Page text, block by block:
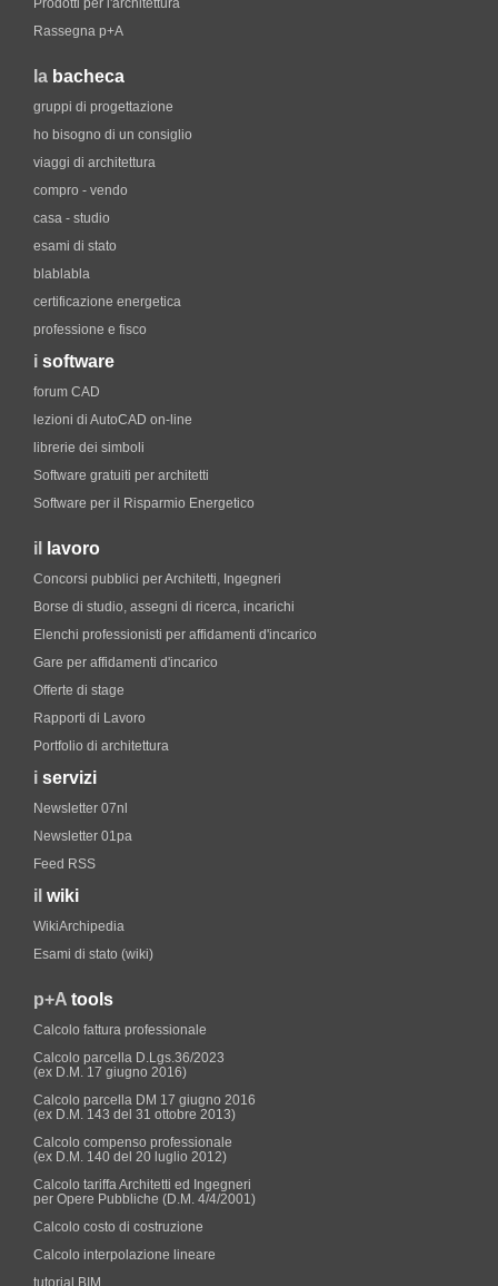
Prodotti per l'architettura
Rassegna p+A
la bacheca
gruppi di progettazione
ho bisogno di un consiglio
viaggi di architettura
compro - vendo
casa - studio
esami di stato
blablabla
certificazione energetica
professione e fisco
i software
forum CAD
lezioni di AutoCAD on-line
librerie dei simboli
Software gratuiti per architetti
Software per il Risparmio Energetico
il lavoro
Concorsi pubblici per Architetti, Ingegneri
Borse di studio, assegni di ricerca, incarichi
Elenchi professionisti per affidamenti d'incarico
Gare per affidamenti d'incarico
Offerte di stage
Rapporti di Lavoro
Portfolio di architettura
i servizi
Newsletter 07nl
Newsletter 01pa
Feed RSS
il wiki
WikiArchipedia
Esami di stato (wiki)
p+A tools
Calcolo fattura professionale
Calcolo parcella D.Lgs.36/2023
(ex D.M. 17 giugno 2016)
Calcolo parcella DM 17 giugno 2016
(ex D.M. 143 del 31 ottobre 2013)
Calcolo compenso professionale
(ex D.M. 140 del 20 luglio 2012)
Calcolo tariffa Architetti ed Ingegneri
per Opere Pubbliche (D.M. 4/4/2001)
Calcolo costo di costruzione
Calcolo interpolazione lineare
tutorial BIM